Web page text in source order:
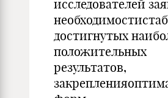
исследователей
достигнутых
положительных
результатов,